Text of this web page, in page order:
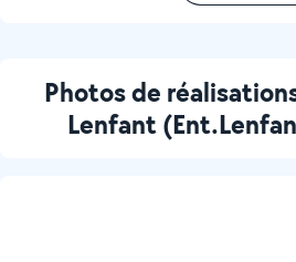
Photos de
Lenfant